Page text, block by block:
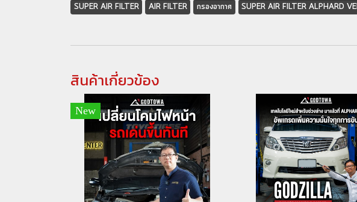
SUPER AIR FILTER AIR FILTER กรองอากาศ SUPER AIR FILTER ALPHARD
สินค้าเกี่ยวข้อง
New